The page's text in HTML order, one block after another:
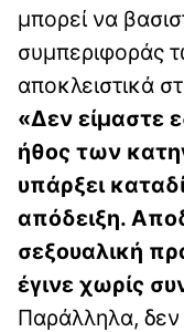
μπορεί να
συμπεριφοράς
αποκλειστικά
«Δεν είμαστε
ήθος των
υπάρξει
απόδειξη.
σεξουαλική
έγινε χωρίς
Παράλληλα,